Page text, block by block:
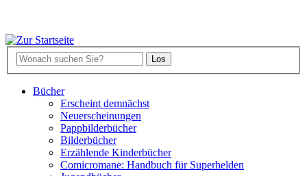
Bücher
Erscheint demnächst
Neuerscheinungen
Pappbilderbücher
Bilderbücher
Erzählende Kinderbücher
Comicromane: Handbuch für Superhelden